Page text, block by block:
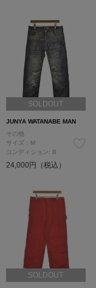
SOLDOUT
JUNYA WATANABE MAN
その他
サイズ：M
コンディション: B
24,000円（税込）
SOLDOUT